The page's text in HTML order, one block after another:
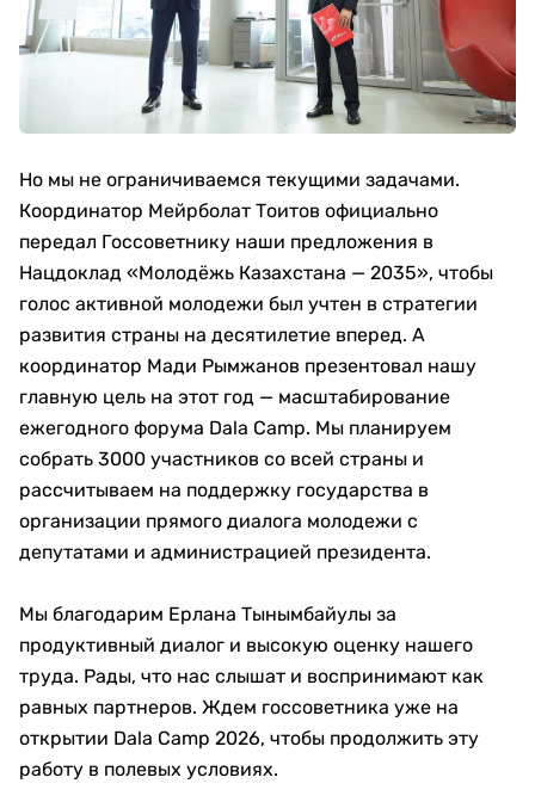
Но мы не ограничиваемся текущими задачами.
Координатор Мейрболат Тоитов официально
передал Госсоветнику наши предложения в
Нацдоклад «Молодёжь Казахстана — 2035», чтобы
голос активной молодежи был учтен в стратегии
развития страны на десятилетие вперед. А
координатор Мади Рымжанов презентовал нашу
главную цель на этот год — масштабирование
ежегодного форума Dala Camp. Мы планируем
собрать 3000 участников со всей страны и
рассчитываем на поддержку государства в
организации прямого диалога молодежи с
депутатами и администрацией президента.
Мы благодарим Ерлана Тынымбайулы за
продуктивный диалог и высокую оценку нашего
труда. Рады, что нас слышат и воспринимают как
равных партнеров. Ждем госсоветника уже на
открытии Dala Camp 2026, чтобы продолжить эту
работу в полевых условиях.